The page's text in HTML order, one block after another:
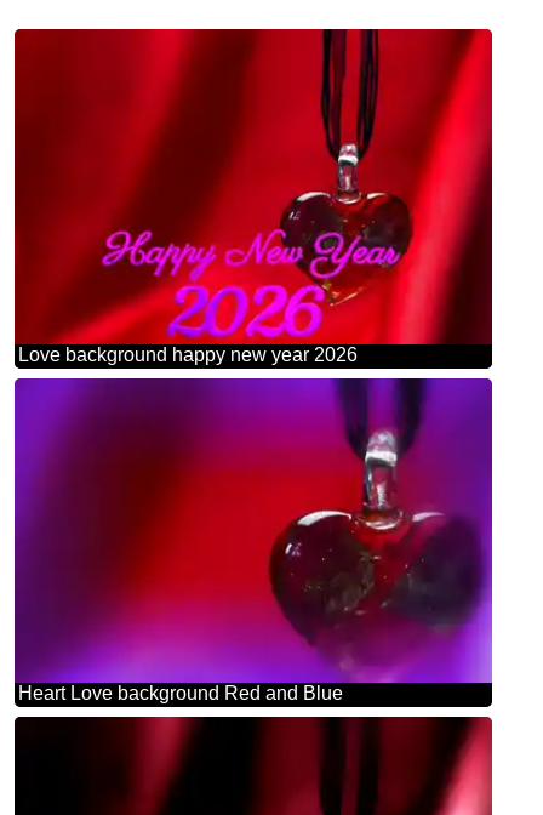
Love background happy new year 2026
Heart Love background Red and Blue